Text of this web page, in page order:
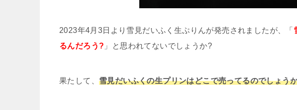
2023年4月3日より雪見だいふく生ぷりんが発売されましたが、「
るんだろう? 」と思われてないでしょうか?
果たして、 雪見だいふくの生プリンはどこで売ってるのでしょう